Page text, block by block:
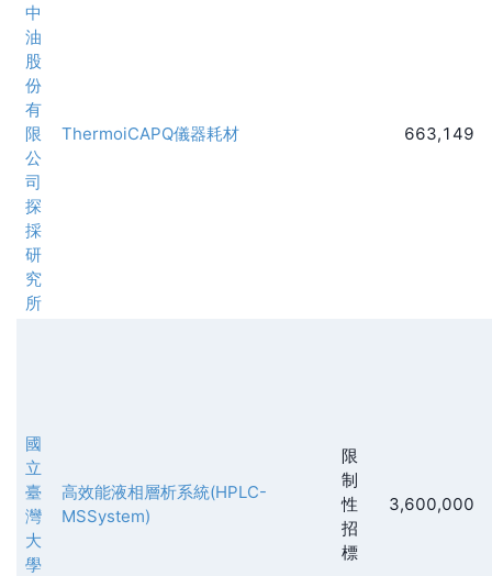
中
油
股
份
有
限
公
司
探
採
研
究
所
ThermoiCAPQ儀器耗材 663,149
國
立
臺
灣
大
學
高效能液相層析系統(HPLC-
MSSystem)
限
制
性
招
標
3,600,000